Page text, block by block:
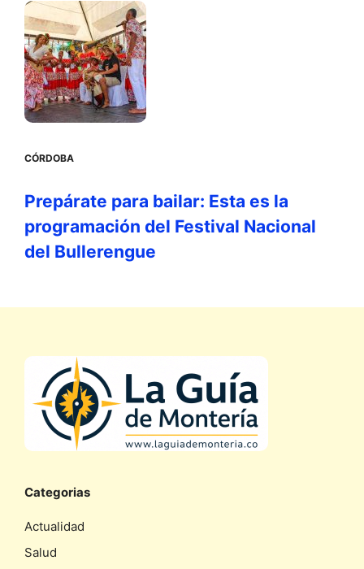
CÓRDOBA
Prepárate para bailar: Esta es la
programación del Festival Nacional
del Bullerengue
Categorias
Actualidad
Salud